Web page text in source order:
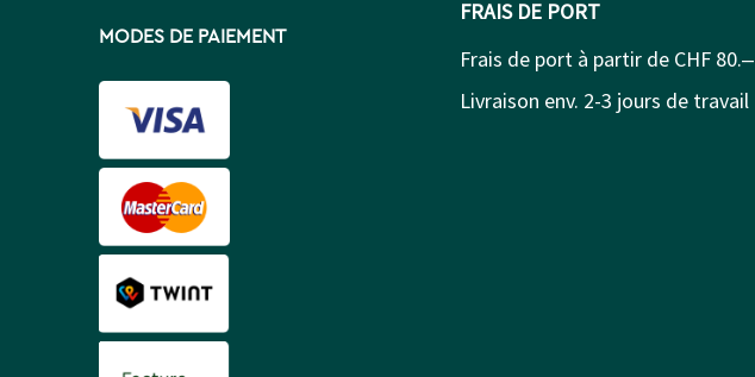
MODES DE PAIEMENT
FRAIS DE PORT
Frais de port à partir de CHF 80.‒
Livraison env. 2-3 jours de travail